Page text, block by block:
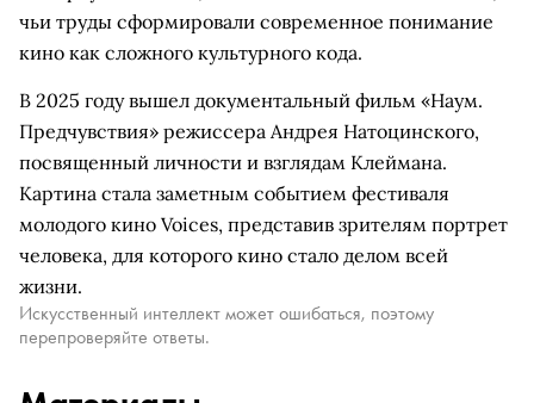
чьи труды сформировали современное понимание
кино как сложного культурного кода.
В 2025 году вышел документальный фильм «Наум.
Предчувствия» режиссера Андрея Натоцинского,
посвященный личности и взглядам Клеймана.
Картина стала заметным событием фестиваля
молодого кино Voices, представив зрителям портрет
человека, для которого кино стало делом всей
жизни.
Искусственный интеллект может ошибаться, поэтому
перепроверяйте ответы.